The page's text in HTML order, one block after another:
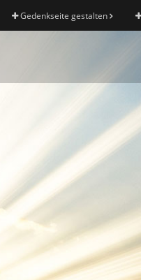
Gedenkseite gestalten